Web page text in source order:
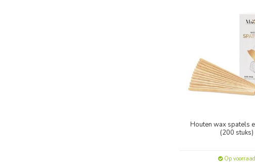
Houten wax spatels
(200 stuks)
Op voorraad